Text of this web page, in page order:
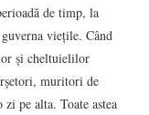
de timp, la
vieţile. Când
şi cheltuielilor
muritori de
pe alta. Toate astea